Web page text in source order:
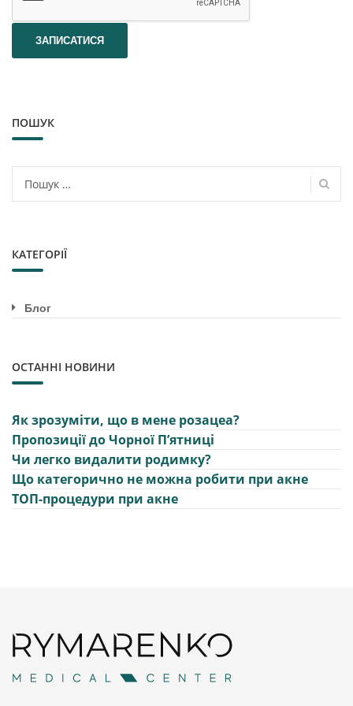
ПОШУК
Пошук:
КАТЕГОРІЇ
Блог
ОСТАННІ НОВИНИ
Як зрозуміти, що в мене розацеа?
Пропозиції до Чорної Пʼятниці
Чи легко видалити родимку?
Що категорично не можна робити при акне
ТОП-процедури при акне